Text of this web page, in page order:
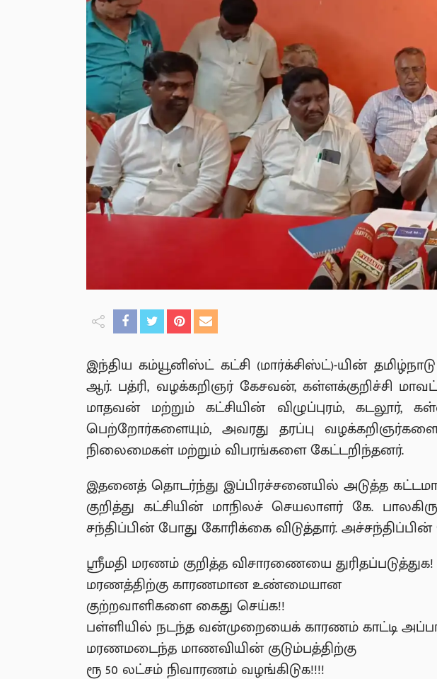
இந்திய கம்யூனிஸ்ட் கட்சி (மார்க்சிஸ்ட்)-யின்
ஆர். பத்ரி, வழக்கறிஞர் கேசவன், கள்ளக்குறிச்சி
மாதவன் மற்றும் கட்சியின் விழுப்புரம், கடலூர்,
பெற்றோர்களையும், அவரது தரப்பு
நிலைமைகள் மற்றும் விபரங்களை கேட்டறிந்தனர்.
இதனைத் தொடர்ந்து இப்பிரச்சனையில் அடுத்த
குறித்து கட்சியின் மாநிலச் செயலாளர் கே.
சந்திப்பின் போது கோரிக்கை விடுத்தார்.
ஸ்ரீமதி மரணம் குறித்த விசாரணையை துரிதப்படுத்துக!
மரணத்திற்கு காரணமான உண்மையான
குற்றவாளிகளை கைது செய்க!!
பள்ளியில் நடந்த வன்முறையைக் காரணம் காட்டி
மரணமடைந்த மாணவியின் குடும்பத்திற்கு
ரூ 50 லட்சம் நிவாரணம் வழங்கிடுக!!!!